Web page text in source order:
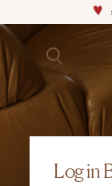
AL
Log in